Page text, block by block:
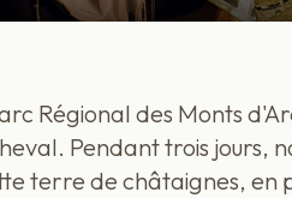
Régional des Monts
Pendant trois jours,
terre de châtaignes, en